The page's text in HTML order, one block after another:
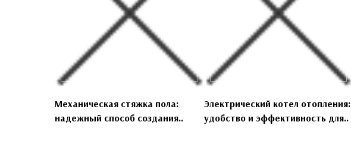
Механическая стяжка пола:
надежный способ создания..
Электрический котел отопления:
удобство и эффективность для..